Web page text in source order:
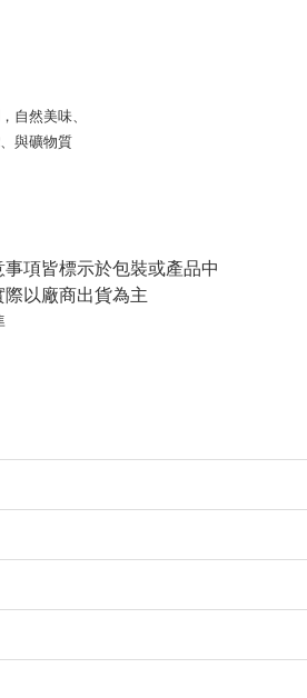
自然美味、
與礦物質
項皆標示於包裝或產品中
以廠商出貨為主